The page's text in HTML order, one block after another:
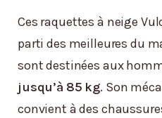
Ces raquettes à neige
parti des meilleures du
sont destinées aux
jusqu’à 85 kg. Son
convient à des